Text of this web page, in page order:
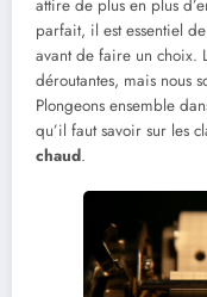
attire de plus en plus
parfait, il est essentiel
avant de faire un choix.
déroutantes, mais nous
Plongeons ensemble
qu’il faut savoir sur les
chaud.